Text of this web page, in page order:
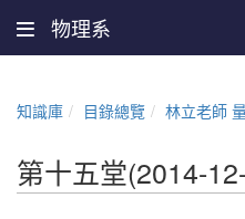
物理系
知識庫 目錄總覽 林立老師
第十五堂(2014-